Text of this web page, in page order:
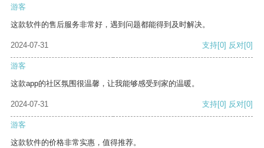
游客
这款软件的售后服务非常好，遇到问题都能得到及时解决。
2024-07-31 支持[0] 反对[0]
游客
这款app的社区氛围很温馨，让我能够感受到家的温暖。
2024-07-31 支持[0] 反对[0]
游客
这款软件的价格非常实惠，值得推荐。